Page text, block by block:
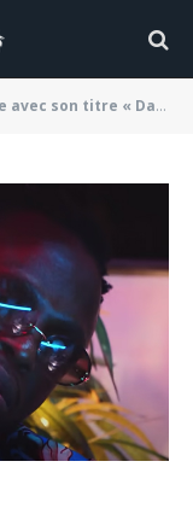
titre « Dans mon monde »
2021